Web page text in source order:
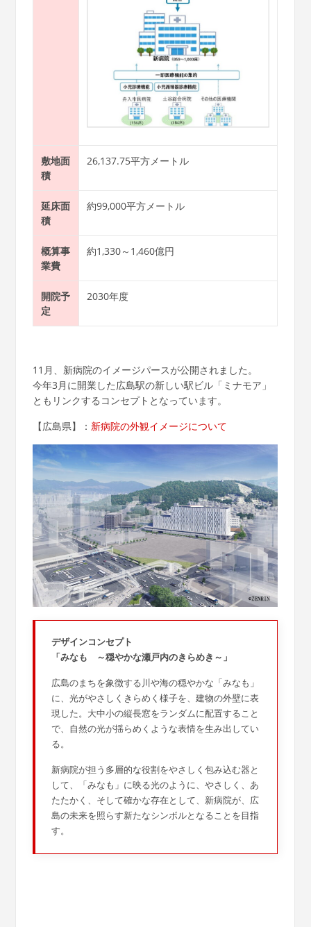
敷地面
積
26,137.75平方メートル
延床面
積
約99,000平方メートル
概算事
業費
約1,330～1,460億円
開院予
定
2030年度
11月、新病院のイメージパースが公開されました。
今年3月に開業した広島駅の新しい駅ビル「ミナモア」
ともリンクするコンセプトとなっています。
【広島県】： 新病院の外観イメージについて
デザインコンセプト
「みなも ～穏やかな瀬戸内のきらめき～」
広島のまちを象徴する川や海の穏やかな「みなも」
に、光がやさしくきらめく様子を、建物の外壁に表
現した。大中小の縦長窓をランダムに配置すること
で、自然の光が揺らめくような表情を生み出してい
る。
新病院が担う多層的な役割をやさしく包み込む器と
して、「みなも」に映る光のように、やさしく、あ
たたかく、そして確かな存在として、新病院が、広
島の未来を照らす新たなシンボルとなることを目指
す。